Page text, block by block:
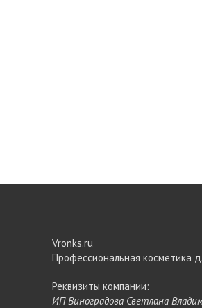
Vronks.ru
Профессиональная косметика
Реквизиты компании:
ИП Виноградова Светлана